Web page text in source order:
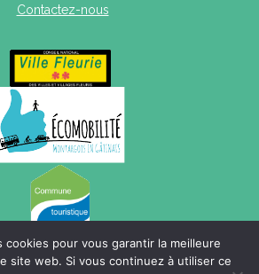
Contactez-nous
cookies pour vous garantir la meilleure
site web. Si vous continuez à utiliser ce